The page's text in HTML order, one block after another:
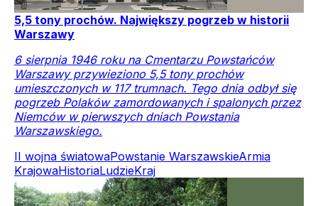
5,5 tony prochów. Największy pogrzeb w historii
Warszawy
6 sierpnia 1946 roku na Cmentarzu Powstańców
Warszawy przywieziono 5,5 tony prochów
umieszczonych w 117 trumnach. Tego dnia odbył się
pogrzeb Polaków zamordowanych i spalonych przez
Niemców w pierwszych dniach Powstania
Warszawskiego.
II wojna światowaPowstanie WarszawskieArmia
KrajowaHistoriaLudzieKraj